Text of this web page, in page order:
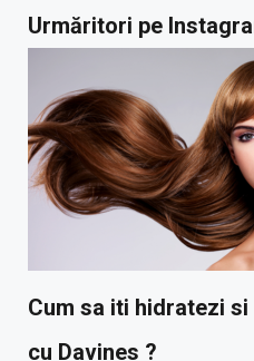
Urmăritori pe
Cum sa iti hidratezi
cu Davines ?